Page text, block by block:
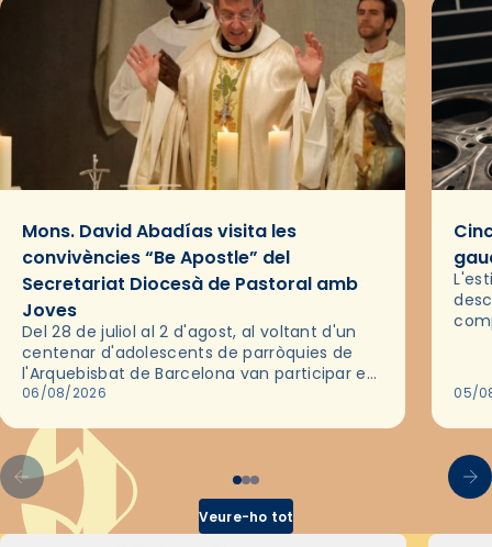
Mons. David Abadías visita les
convivències “Be Apostle” del
Secretariat Diocesà de Pastoral amb
Joves
Del 28 de juliol al 2 d'agost, al voltant d'un
centenar d'adolescents de parròquies de
l'Arquebisbat de Barcelona van participar en
les convivències Be Apostle, organitzades
06/08/2026 05/
Veure-ho tot